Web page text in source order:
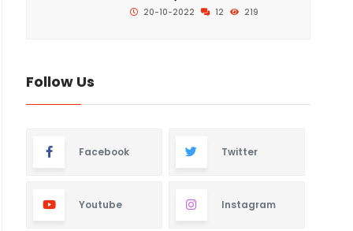
20-10-2022 12 219
Follow Us
Facebook Twitter
Youtube Instagram